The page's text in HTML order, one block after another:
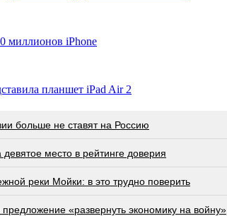
миллионов iPhone
планшет iPad Air 2
больше не ставят на Россию
место в рейтинге доверия
реки Мойки: в это трудно поверить
«развернуть экономику на войну»